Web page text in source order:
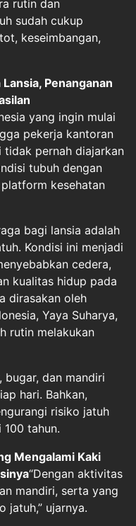
rutin dan
sudah cukup
keseimbangan,
Penanganan
yang ingin mulai
pekerja kantoran
tidak pernah diajarkan
tubuh dengan
platform kesehatan
bagi lansia adalah
Kondisi ini menjadi
cedera,
kualitas hidup pada
dirasakan oleh
Yaya Suharya,
rutin melakukan
bugar, dan mandiri
hari. Bahkan,
risiko jatuh
100 tahun.
Mengalami Kaki
“Dengan aktivitas
mandiri, serta yang
jatuh,” ujarnya.